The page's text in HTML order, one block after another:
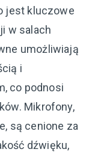
jest kluczowe
w salach
umożliwiają
i
co podnosi
Mikrofony,
są cenione za
dźwięku,